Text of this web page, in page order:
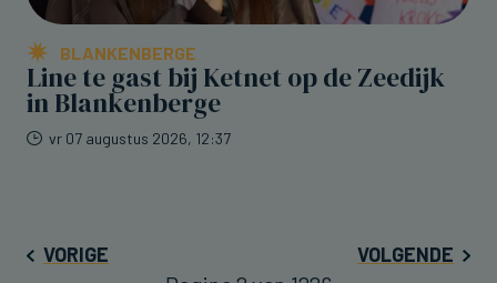
BLANKENBERGE
Line te gast bij Ketnet op de Zeedijk
in Blankenberge
vr 07 augustus 2026, 12:37
VORIGE VOLGENDE